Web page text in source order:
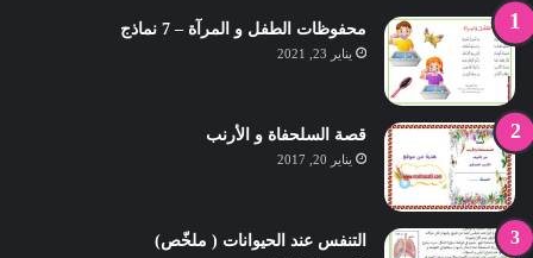
محفوظات الطفل و المرآة – 7 نماذج
يناير 23, 2021
قصة السلحفاة و الأرنب
يناير 20, 2017
التنفس عند الحيوانات ( ملخّص)